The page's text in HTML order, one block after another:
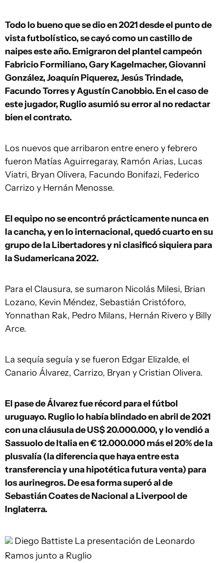
Todo lo bueno que se dio en 2021 desde el punto de
vista futbolístico, se cayó como un castillo de
naipes este año. Emigraron del plantel campeón
Fabricio Formiliano, Gary Kagelmacher, Giovanni
González, Joaquín Piquerez, Jesús Trindade,
Facundo Torres y Agustín Canobbio. En el caso de
este jugador, Ruglio asumió su error al no redactar
bien el contrato.
Los nuevos que arribaron entre enero y febrero
fueron Matías Aguirregaray, Ramón Arias, Lucas
Viatri, Bryan Olivera, Facundo Bonifazi, Federico
Carrizo y Hernán Menosse.
El equipo no se encontró prácticamente nunca en
la cancha, y en lo internacional, quedó cuarto en su
grupo de la Libertadores y ni clasificó siquiera para
la Sudamericana 2022.
Para el Clausura, se sumaron Nicolás Milesi, Brian
Lozano, Kevin Méndez, Sebastián Cristóforo,
Yonnathan Rak, Pedro Milans, Hernán Rivero y Billy
Arce.
La sequía seguía y se fueron Edgar Elizalde, el
Canario Álvarez, Carrizo, Bryan y Cristian Olivera.
El pase de Álvarez fue récord para el fútbol
uruguayo. Ruglio lo había blindado en abril de 2021
con una cláusula de US$ 20.000.000, y lo vendió a
Sassuolo de Italia en € 12.000.000 más el 20% de la
plusvalía (la diferencia que haya entre esta
transferencia y una hipotética futura venta) para
los aurinegros. De esa forma superó al de
Sebastián Coates de Nacional a Liverpool de
Inglaterra.
Diego Battiste La presentación de Leonardo
Ramos junto a Ruglio